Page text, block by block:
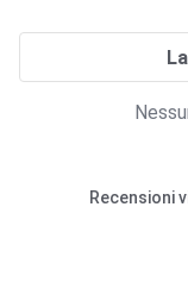
Recensioni